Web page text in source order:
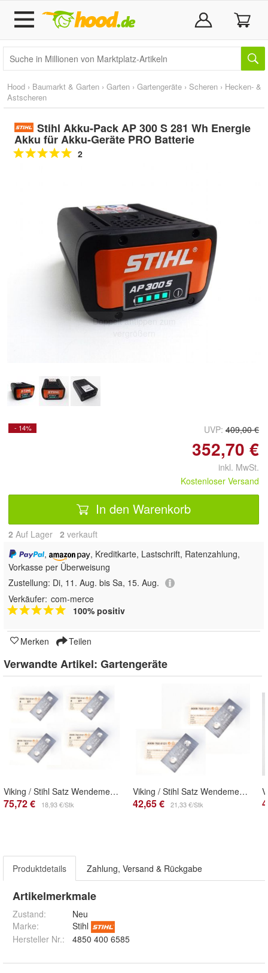
Hood › Baumarkt & Garten › Garten › Gartengeräte › Scheren › Hecken- &
Astscheren
Stihl Akku-Pack AP 300 S 281 Wh Energie
Akku für Akku-Geräte PRO Batterie
2
Doppelt antippen zum
- 14% UVP: 409,00 €
352,70 €
inkl. MwSt.
Kostenloser Versand
In den Warenkorb
2 Auf Lager 2 verkauft
,
, Kreditkarte, Lastschrift, Ratenzahlung,
Vorkasse per Überweisung
Zustellung: Di, 11. Aug. bis Sa, 15. Aug.
Verkäufer: com-merce
100% positiv
Merken Teilen
Verwandte Artikel: Gartengeräte
Viking / Stihl Satz Wendemesser Häckselmesser Häcksler Benzin GB 460
75,72 € 18,93 €/Stk
Viking / Stihl Satz Wendemesser Häckselmesser Häcksler Elektro GE 250, 260
42,65 € 21,33 €/Stk
Produktdetails Zahlung, Versand & Rückgabe
Artikelmerkmale
Zustand:
Neu
Marke:
Stihl
Hersteller Nr.:
4850 400 6585